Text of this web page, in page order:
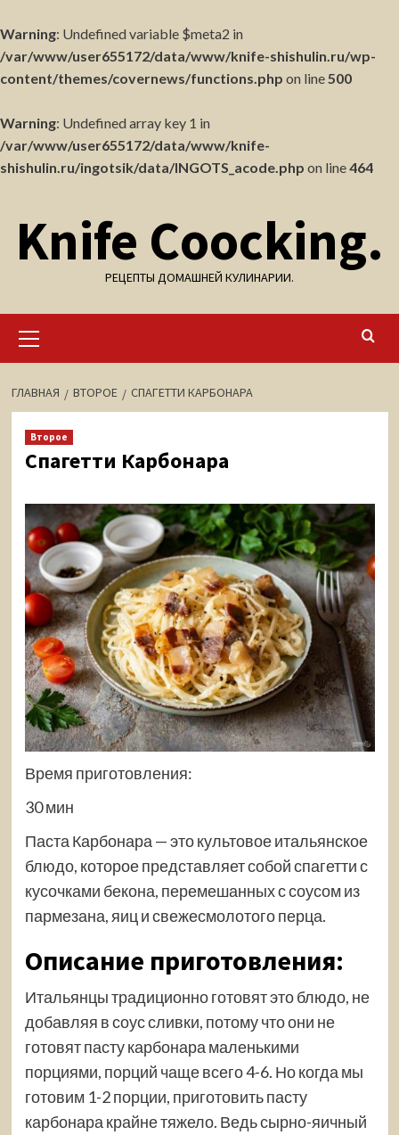
Warning: Undefined variable $meta2 in
/var/www/user655172/data/www/knife-shishulin.ru/wp-
content/themes/covernews/functions.php on line500
Warning: Undefined array key 1 in
/var/www/user655172/data/www/knife-
shishulin.ru/ingotsik/data/INGOTS_acode.php on line464
содержимому
Knife Coocking.
РЕЦЕПТЫ ДОМАШНЕЙ КУЛИНАРИИ.
меню
ГЛАВНАЯ ВТОРОЕ СПАГЕТТИ КАРБОНАРА
Второе
Спагетти Карбонара
Время приготовления:
30 мин
Паста Карбонара — это культовое итальянское
блюдо, которое представляет собой спагетти с
кусочками бекона, перемешанных с соусом из
пармезана, яиц и свежесмолотого перца.
Описание приготовления:
Итальянцы традиционно готовят это блюдо, не
добавляя в соус сливки, потому что они не
готовят пасту карбонара маленькими
порциями, порций чаще всего 4-6. Но когда мы
готовим 1-2 порции, приготовить пасту
карбонара крайне тяжело. Ведь сырно-яичный